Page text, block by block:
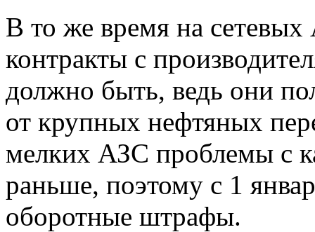
В то же время на
контракты с
должно быть, ведь они
от крупных нефтяных
мелких АЗС проблемы с
раньше, поэтому с 1
оборотные штрафы.